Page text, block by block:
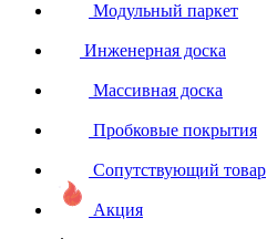
Модульный паркет
Инженерная доска
Массивная доска
Пробковые покрытия
Сопутствующий товар
Акция